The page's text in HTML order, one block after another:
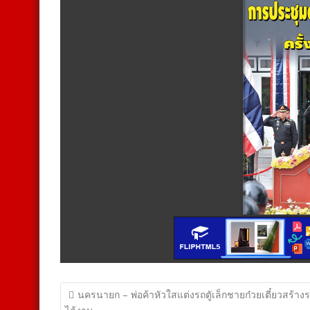
แนะแนว
นครนายก – พ่อค้าหัวใสแต่งรถตูัเล็กชายก๋วยเตี๋ยวสร้าง